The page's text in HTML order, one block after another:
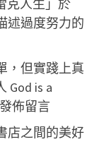
克人生 」於
述過度努力的
，但實踐上真
God is a
佈留言
店之間的美好